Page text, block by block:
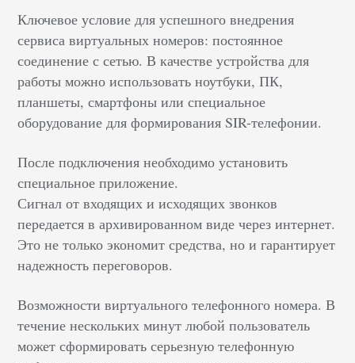
Ключевое условие для успешного внедрения
сервиса виртуальных номеров: постоянное
соединение с сетью. В качестве устройства для
работы можно использовать ноутбуки, ПК,
планшеты, смартфоны или специальное
оборудование для формирования SIR-телефонии.
После подключения необходимо установить
специальное приложение.
Сигнал от входящих и исходящих звонков
передается в архивированном виде через интернет.
Это не только экономит средства, но и гарантирует
надежность переговоров.
Возможности виртуального телефонного номера. В
течение нескольких минут любой пользователь
может сформировать серьезную телефонную